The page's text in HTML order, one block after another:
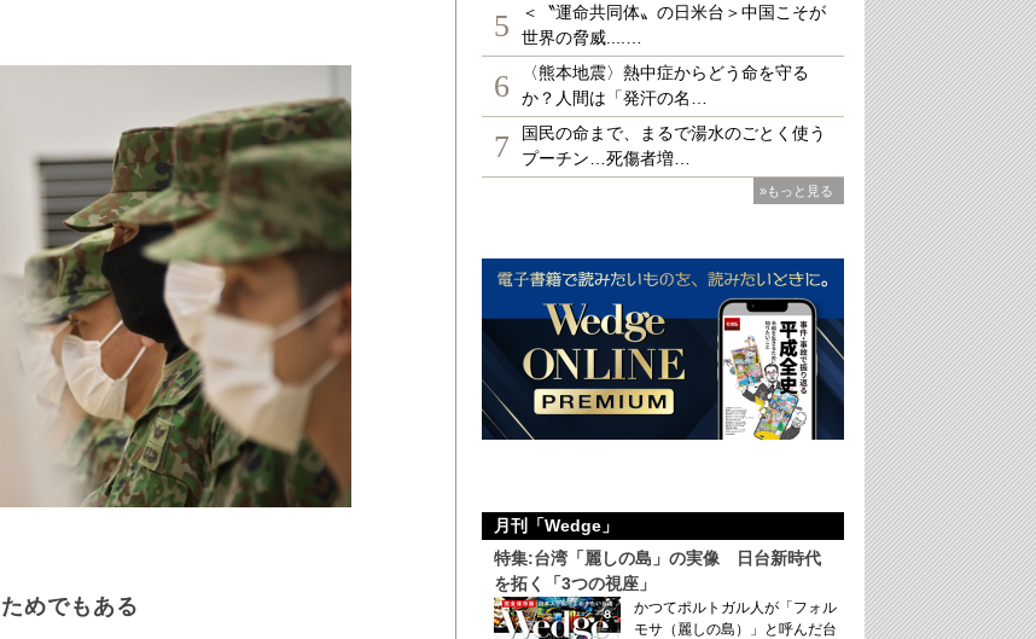
めでもある
5
＜〝運命共同体〟の日米台＞中国こそが
世界の脅威....…
6
〈熊本地震〉熱中症からどう命を守る
か？人間は「発汗の名…
7
国民の命まで、まるで湯水のごとく使う
プーチン…死傷者増…
»もっと見る
月刊「Wedge」
特集:台湾「麗しの島」の実像 日台新時代
を拓く「3つの視座」
かつてポルトガル人が「フォル
モサ（麗しの島）」と呼んだ台